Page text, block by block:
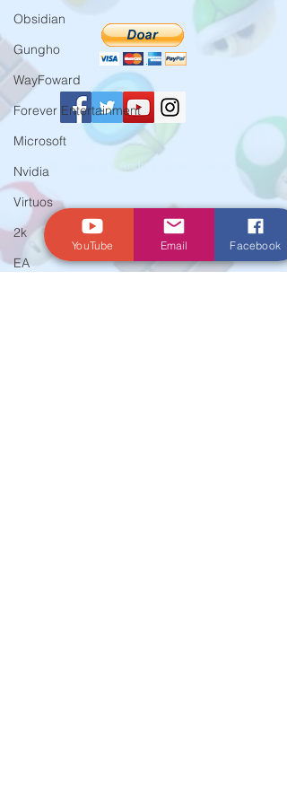
Obsidian
Gungho
WayFoward
Forever Entertainment
Microsoft
Nvidia
Virtuos
2k
EA
© Criado por Andrey Daher Coelho.
YouTube Email Facebook